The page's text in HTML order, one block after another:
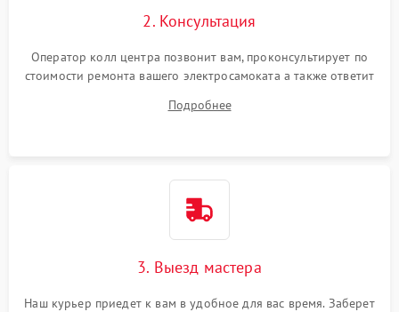
2. Консультация
Оператор колл центра позвонит вам, проконсультирует по
стоимости ремонта вашего электросамоката а также ответит
Подробнее
3. Выезд мастера
Наш курьер приедет к вам в удобное для вас время. Заберет